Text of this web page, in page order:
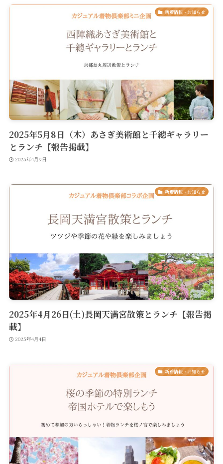
新着情報・お知らせ
2025年5月8日（木）あさぎ美術館と千總ギャラリー
とランチ【報告掲載】
2025年4月9日
新着情報・お知らせ
2025年4月26日(土)長岡天満宮散策とランチ【報告掲
載】
2025年4月4日
新着情報・お知らせ